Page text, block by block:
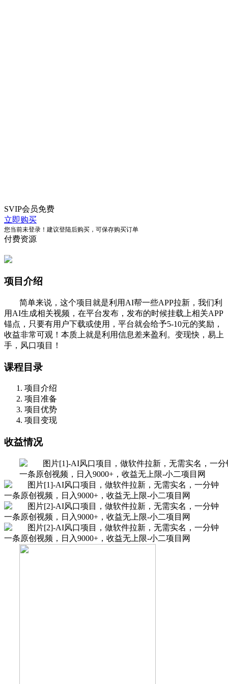
SVIP会员免费
立即购买
您当前未登录！建议登陆后购买，可保存购买订单
付费资源
项目介绍
简单来说，这个项目就是利用AI帮一些APP拉新，我们利
用AI生成相关视频，在平台发布，发布的时候挂载上相关APP
锚点，只要有用户下载或使用，平台就会给予5-10元的奖励，
收益非常可观！本质上就是利用信息差来盈利。变现快，易上
手，风口项目！
课程目录
项目介绍
项目准备
项目优势
项目变现
收益情况